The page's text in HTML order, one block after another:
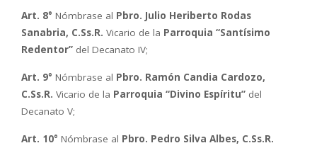
Art. 8° Nómbrase al Pbro. Julio Heriberto Rodas
Sanabria, C.Ss.R. Vicario de la Parroquia “Santísimo
Redentor” del Decanato IV;
Art. 9° Nómbrase al Pbro. Ramón Candia Cardozo,
C.Ss.R. Vicario de la Parroquia “Divino Espíritu” del
Decanato V;
Art. 10° Nómbrase al Pbro. Pedro Silva Albes, C.Ss.R.